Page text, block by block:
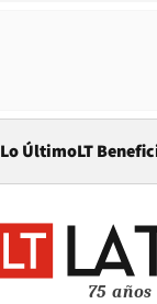
Lo ÚltimoLT
75 años